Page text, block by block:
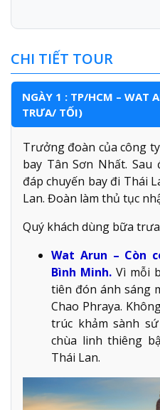
CHI TIẾT TOUR
NGÀY 1 : TP/HCM – WAT
TRƯA/ TỐI)
Trưởng đoàn của công
bay Tân Sơn Nhất.
đáp chuyến bay đi Thái
Lan. Đoàn làm thủ tục
Quý khách dùng bữa
Wat Arun – Còn
Bình Minh. Vì mỗi
tiên đón ánh sáng
Chao Phraya.
trúc khảm sành
chùa linh thiêng
Thái Lan.